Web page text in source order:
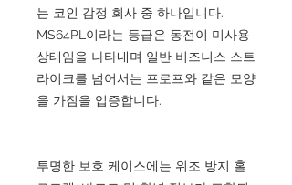
는 코인 감정 회사 중 하나입니다.
MS64PL이라는 등급은 동전이 미사용
상태임을 나타내며 일반 비즈니스 스트
라이크를 넘어서는 프로프와 같은 모양
을 가짐을 입증합니다.
투명한 보호 케이스에는 위조 방지 홀